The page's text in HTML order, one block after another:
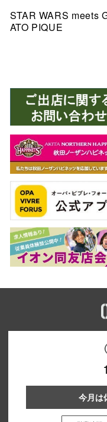
STAR WARS meets
ATO PIQUE
今月は